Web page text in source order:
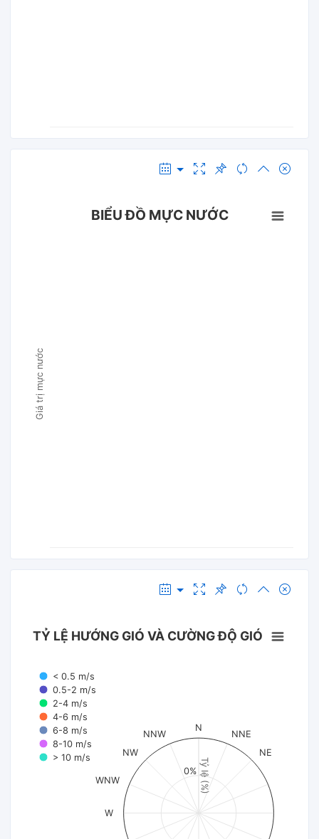
Giá trị mực nước
BIỂU ĐỒ MỰC NƯỚC
Tỷ lệ (%)
TỶ LỆ HƯỚNG GIÓ VÀ CƯỜNG ĐỘ GIÓ
< 0.5 m/s
0.5-2 m/s
2-4 m/s
4-6 m/s
6-8 m/s
8-10 m/s
> 10 m/s
N
NNE
NE
W
WNW
NW
NNW
0%